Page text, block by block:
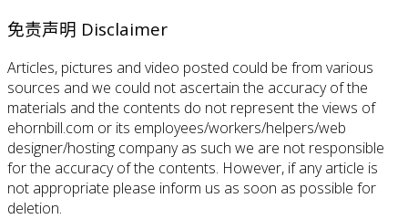
免责声明 Disclaimer
Articles, pictures and video posted could be from various
sources and we could not ascertain the accuracy of the
materials and the contents do not represent the views of
ehornbill.com or its employees/workers/helpers/web
designer/hosting company as such we are not responsible
for the accuracy of the contents. However, if any article is
not appropriate please inform us as soon as possible for
deletion.